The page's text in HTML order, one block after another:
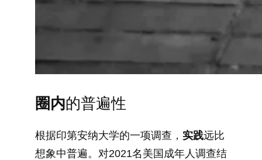
圈内的普遍性
根据印第安纳大学的一项调查， 实践远比
想象中普遍。对2021名美国成年人调查结